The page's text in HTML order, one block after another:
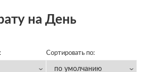
на День
Сортировать по: